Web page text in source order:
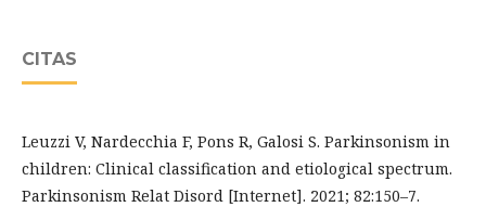
CITAS
Leuzzi V, Nardecchia F, Pons R, Galosi S. Parkinsonism in
children: Clinical classification and etiological spectrum.
Parkinsonism Relat Disord [Internet]. 2021; 82:150–7.